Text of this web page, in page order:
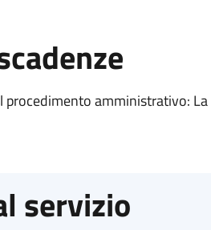
procedimento amministrativo:
servizio